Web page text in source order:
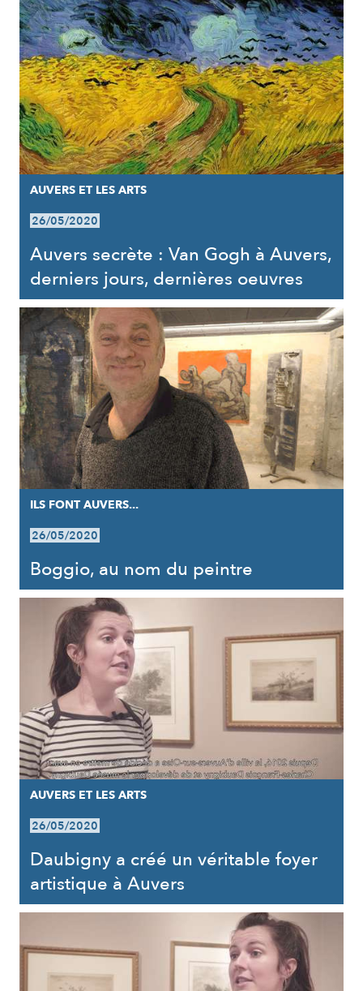
AUVERS ET LES ARTS
26/05/2020
Auvers secrète : Van Gogh à Auvers,
derniers jours, dernières oeuvres
ILS FONT AUVERS...
26/05/2020
Boggio, au nom du peintre
AUVERS ET LES ARTS
26/05/2020
Daubigny a créé un véritable foyer
artistique à Auvers